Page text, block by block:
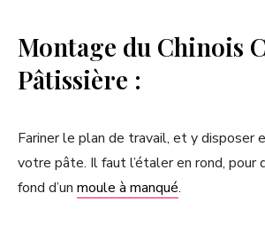
Montage du Chinois
Pâtissière :
Fariner le plan de travail, et y disposer
votre pâte. Il faut l’étaler en rond, pour
fond d’un moule à manqué.